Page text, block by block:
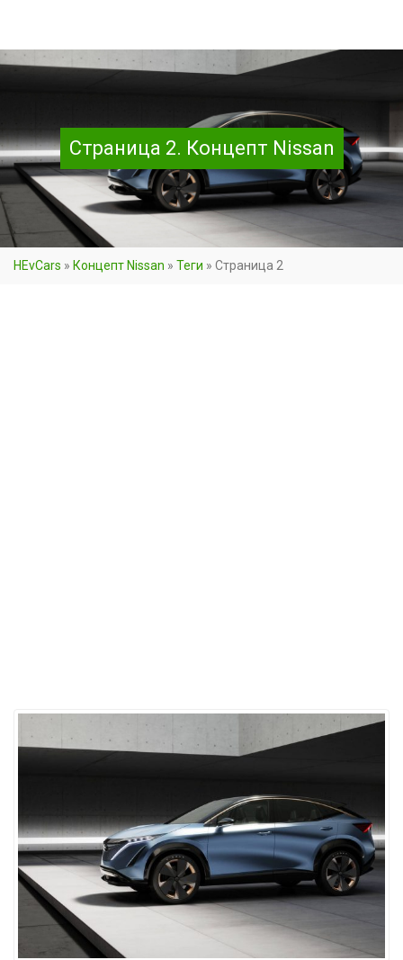
Страница 2. Концепт Nissan
HEvCars » Концепт Nissan » Теги » Страница 2